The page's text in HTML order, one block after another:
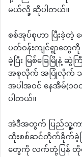
မယ်လို့ ဆိုပါတယ်။
စစ်အုပ်စုဟာ ပြီးခဲ့တဲ့ မ
ပတ်ဝန်းကျင်ရွာတွေ
ခဲ့ပြီး မြစ်ခြေမြိုနဲ့
အစုလိုက် အပြုံလိုက် သတ်
အပါအဝင် နေအိမ်(၁
ပါတယ်။
အဲဒီအတွက် ပြည်သူ့ကာ
ထိုးစစ်ဆင်တိုက်ခိုက်ခဲ့ပ
တွေကို လက်တုံ့ပြန် တို